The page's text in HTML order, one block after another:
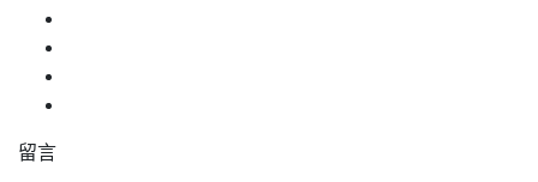
留言